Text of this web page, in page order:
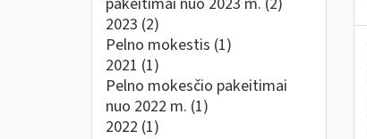
2023 (2)
Pelno mokestis (1)
2021 (1)
Pelno mokesčio pakeitimai
nuo 2022 m. (1)
2022 (1)